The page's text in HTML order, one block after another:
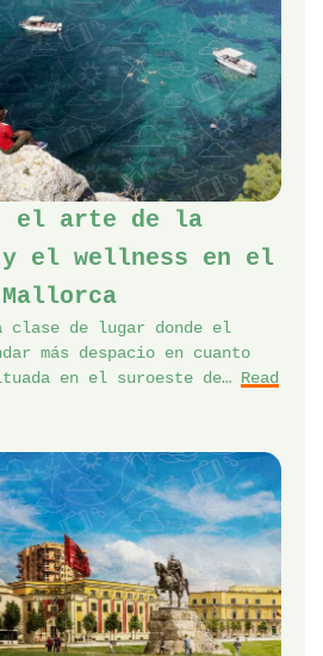
el arte de la
y el wellness en el
clase de lugar donde el
más despacio en cuanto
en el suroeste de… Read